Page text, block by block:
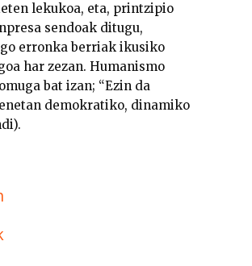
lekukoa, eta, printzipio
sendoak ditugu,
erronka berriak ikusiko
har zezan. Humanismo
bat izan; “Ezin da
demokratiko, dinamiko